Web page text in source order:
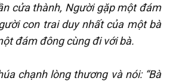
cửa thành, Người gặp một đám
con trai duy nhất của một bà
đám đông cùng đi với bà.
chạnh lòng thương và nói: “Bà